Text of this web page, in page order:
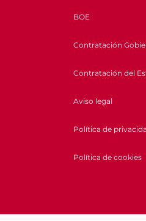
BOE
Contratación
Contratación del
Aviso legal
Política de
Política de cookies